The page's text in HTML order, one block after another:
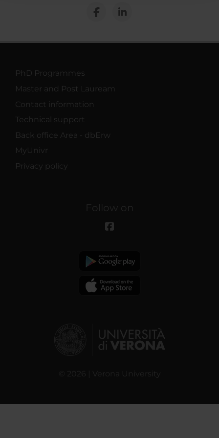
PhD Programmes
Master and Post Lauream
Contact information
Technical support
Back office Area - dbErw
MyUnivr
Privacy policy
Follow on
© 2026 | Verona University